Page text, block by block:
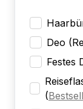
Deo
Festes
(